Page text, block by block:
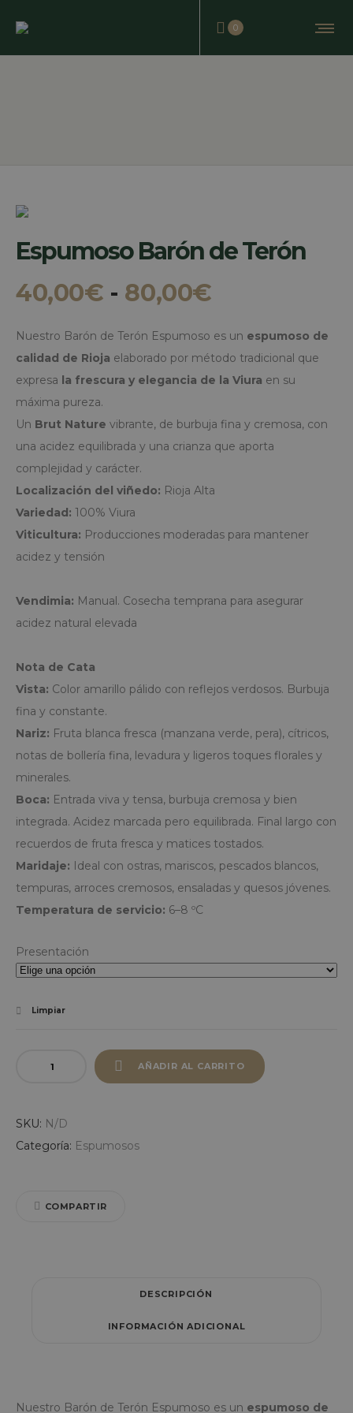
0
Espumoso Barón de Terón
40,00€ - 80,00€
precios:
desde
40,00€
80,00€
Nuestro Barón de Terón Espumoso es un espumoso de
calidad de Rioja elaborado por método tradicional que
expresa la frescura y elegancia de la Viura en su
máxima pureza.
Un Brut Nature vibrante, de burbuja fina y cremosa, con
una acidez equilibrada y una crianza que aporta
complejidad y carácter.
Localización del viñedo: Rioja Alta
Variedad: 100% Viura
Viticultura: Producciones moderadas para mantener
acidez y tensión
Vendimia: Manual. Cosecha temprana para asegurar
acidez natural elevada
Nota de Cata
Vista: Color amarillo pálido con reflejos verdosos. Burbuja
fina y constante.
Nariz: Fruta blanca fresca (manzana verde, pera), cítricos,
notas de bollería fina, levadura y ligeros toques florales y
minerales.
Boca: Entrada viva y tensa, burbuja cremosa y bien
integrada. Acidez marcada pero equilibrada. Final largo con
recuerdos de fruta fresca y matices tostados.
Maridaje: Ideal con ostras, mariscos, pescados blancos,
tempuras, arroces cremosos, ensaladas y quesos jóvenes.
Temperatura de servicio: 6–8 ºC
Presentación
Limpiar
AÑADIR AL CARRITO
SKU: N/D
Categoría: Espumosos
COMPARTIR
DESCRIPCIÓN
INFORMACIÓN ADICIONAL
Nuestro Barón de Terón Espumoso es un espumoso de